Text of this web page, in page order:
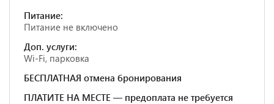
Питание:
Питание не включено
Доп. услуги:
Wi-Fi, парковка
БЕСПЛАТНАЯ отмена бронирования
ПЛАТИТЕ НА МЕСТЕ — предоплата не требуется